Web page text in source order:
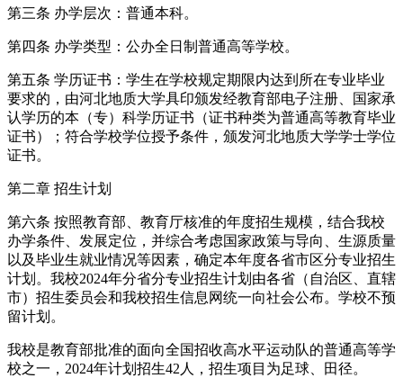
第三条 办学层次：普通本科。
第四条 办学类型：公办全日制普通高等学校。
第五条 学历证书：学生在学校规定期限内达到所在专业毕业
要求的，由河北地质大学具印颁发经教育部电子注册、国家承
认学历的本（专）科学历证书（证书种类为普通高等教育毕业
证书）；符合学校学位授予条件，颁发河北地质大学学士学位
证书。
第二章 招生计划
第六条 按照教育部、教育厅核准的年度招生规模，结合我校
办学条件、发展定位，并综合考虑国家政策与导向、生源质量
以及毕业生就业情况等因素，确定本年度各省市区分专业招生
计划。我校2024年分省分专业招生计划由各省（自治区、直辖
市）招生委员会和我校招生信息网统一向社会公布。学校不预
留计划。
我校是教育部批准的面向全国招收高水平运动队的普通高等学
校之一，2024年计划招生42人，招生项目为足球、田径。